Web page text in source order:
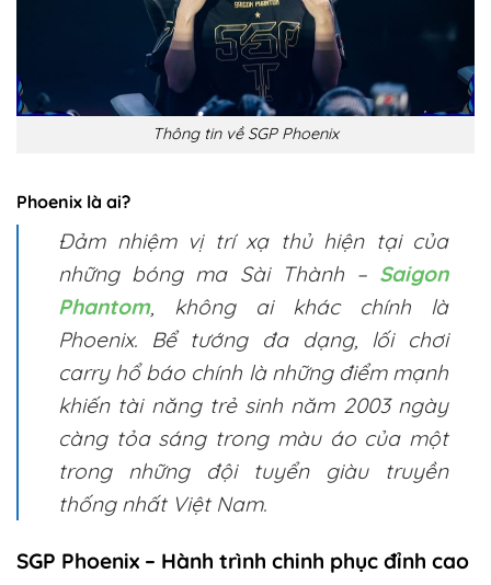
Thông tin về SGP Phoenix
Phoenix là ai?
Đảm nhiệm vị trí xạ thủ hiện tại của
những bóng ma Sài Thành – Saigon
Phantom, không ai khác chính là
Phoenix. Bể tướng đa dạng, lối chơi
carry hổ báo chính là những điểm mạnh
khiến tài năng trẻ sinh năm 2003 ngày
càng tỏa sáng trong màu áo của một
trong những đội tuyển giàu truyền
thống nhất Việt Nam.
SGP Phoenix – Hành trình chinh phục đỉnh cao